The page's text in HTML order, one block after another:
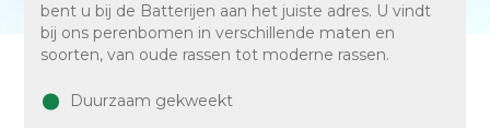
bent u bij de Batterijen aan het juiste adres. U vindt
bij ons perenbomen in verschillende maten en
soorten, van oude rassen tot moderne rassen.
Duurzaam gekweekt